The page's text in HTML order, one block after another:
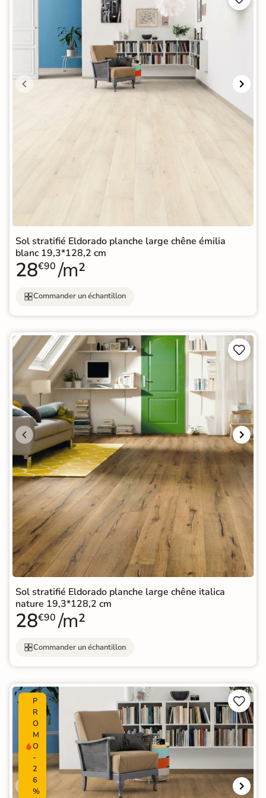
Sol stratifié Eldorado planche large chêne émilia
blanc 19,3*128,2 cm
28€90 /m²
Commander un échantillon


Sol stratifié Eldorado planche large chêne italica
nature 19,3*128,2 cm
28€90 /m²
Commander un échantillon
P
R
O
M
O
-
2
6
%

